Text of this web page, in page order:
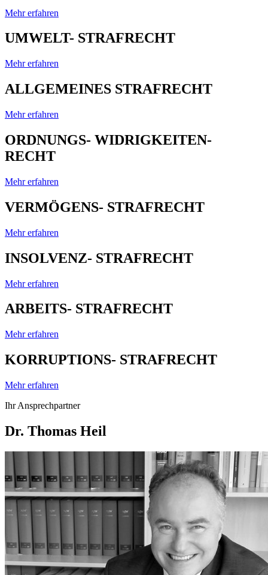
Mehr erfahren
UMWELT- STRAFRECHT
Mehr erfahren
ALLGEMEINES STRAFRECHT
Mehr erfahren
ORDNUNGS- WIDRIGKEITEN-
RECHT
Mehr erfahren
VERMÖGENS- STRAFRECHT
Mehr erfahren
INSOLVENZ- STRAFRECHT
Mehr erfahren
ARBEITS- STRAFRECHT
Mehr erfahren
KORRUPTIONS- STRAFRECHT
Mehr erfahren
Ihr Ansprechpartner
Dr. Thomas Heil